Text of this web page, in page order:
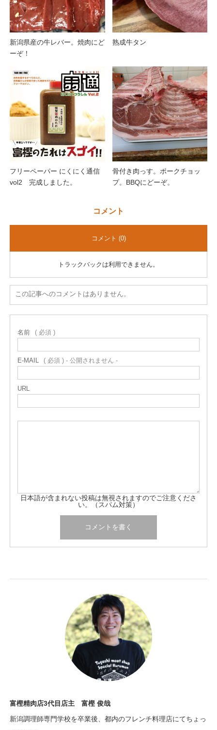
新潟県産の牛レバー。焼肉にど
ーぞ！
熟成牛タン
フリーペーパー にくにく通信
vol2 完成しました。
骨付き肉っす。ポークチョッ
プ。BBQにどーぞ。
コメント
コメント (0)
トラックバックは利用できません。
この記事へのコメントはありません。
名前 ( 必須 )
E-MAIL ( 必須 ) - 公開されません -
URL
日本語が含まれない投稿は無視されますのでご注意くださ
い。（スパム対策）
富樫精肉店3代目店主 富樫 俊哉
新潟調理師専門学校を卒業後、都内のフレンチ料理店にてちょっ